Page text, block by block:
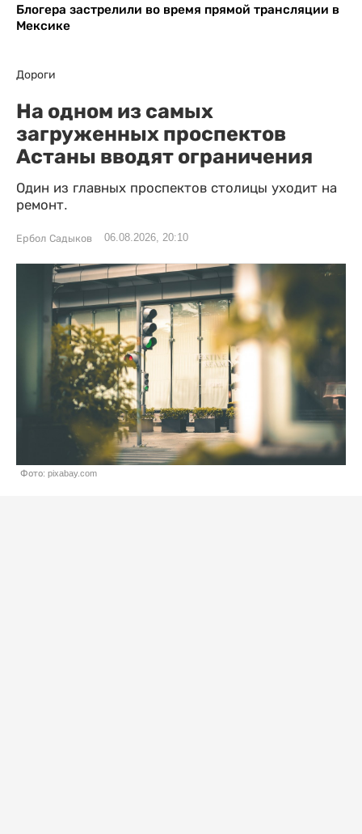
Блогера застрелили во время прямой трансляции в
Мексике
Дороги
На одном из самых
загруженных проспектов
Астаны вводят ограничения
Один из главных проспектов столицы уходит на
ремонт.
Ербол Садыков 06.08.2026, 20:10
Фото: pixabay.com